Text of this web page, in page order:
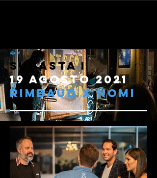
SUBASTA I
19 AGOSTO 2021
RIMBAUD X ÑOMI